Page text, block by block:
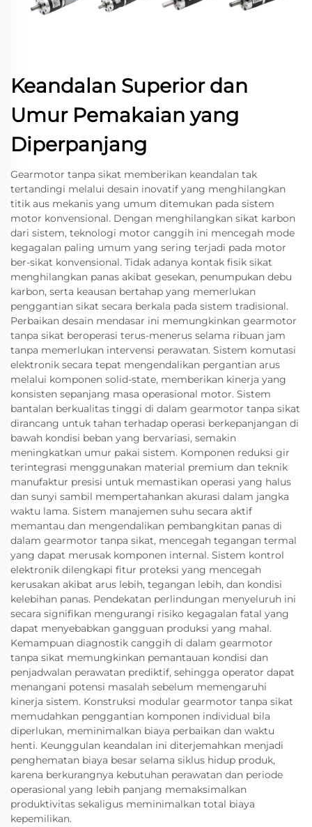
Keandalan Superior dan
Umur Pemakaian yang
Diperpanjang
Gearmotor tanpa sikat memberikan keandalan tak
tertandingi melalui desain inovatif yang menghilangkan
titik aus mekanis yang umum ditemukan pada sistem
motor konvensional. Dengan menghilangkan sikat karbon
dari sistem, teknologi motor canggih ini mencegah mode
kegagalan paling umum yang sering terjadi pada motor
ber-sikat konvensional. Tidak adanya kontak fisik sikat
menghilangkan panas akibat gesekan, penumpukan debu
karbon, serta keausan bertahap yang memerlukan
penggantian sikat secara berkala pada sistem tradisional.
Perbaikan desain mendasar ini memungkinkan gearmotor
tanpa sikat beroperasi terus-menerus selama ribuan jam
tanpa memerlukan intervensi perawatan. Sistem komutasi
elektronik secara tepat mengendalikan pergantian arus
melalui komponen solid-state, memberikan kinerja yang
konsisten sepanjang masa operasional motor. Sistem
bantalan berkualitas tinggi di dalam gearmotor tanpa sikat
dirancang untuk tahan terhadap operasi berkepanjangan di
bawah kondisi beban yang bervariasi, semakin
meningkatkan umur pakai sistem. Komponen reduksi gir
terintegrasi menggunakan material premium dan teknik
manufaktur presisi untuk memastikan operasi yang halus
dan sunyi sambil mempertahankan akurasi dalam jangka
waktu lama. Sistem manajemen suhu secara aktif
memantau dan mengendalikan pembangkitan panas di
dalam gearmotor tanpa sikat, mencegah tegangan termal
yang dapat merusak komponen internal. Sistem kontrol
elektronik dilengkapi fitur proteksi yang mencegah
kerusakan akibat arus lebih, tegangan lebih, dan kondisi
kelebihan panas. Pendekatan perlindungan menyeluruh ini
secara signifikan mengurangi risiko kegagalan fatal yang
dapat menyebabkan gangguan produksi yang mahal.
Kemampuan diagnostik canggih di dalam gearmotor
tanpa sikat memungkinkan pemantauan kondisi dan
penjadwalan perawatan prediktif, sehingga operator dapat
menangani potensi masalah sebelum memengaruhi
kinerja sistem. Konstruksi modular gearmotor tanpa sikat
memudahkan penggantian komponen individual bila
diperlukan, meminimalkan biaya perbaikan dan waktu
henti. Keunggulan keandalan ini diterjemahkan menjadi
penghematan biaya besar selama siklus hidup produk,
karena berkurangnya kebutuhan perawatan dan periode
operasional yang lebih panjang memaksimalkan
produktivitas sekaligus meminimalkan total biaya
kepemilikan.